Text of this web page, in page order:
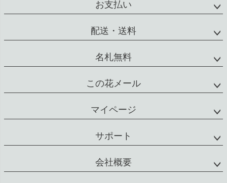
ップ
お支払い
配送・送料
名札無料
この花メール
マイページ
サポート
会社概要